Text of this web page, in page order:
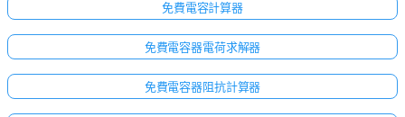
免費電容計算器
免費電容器電荷求解器
免費電容器阻抗計算器